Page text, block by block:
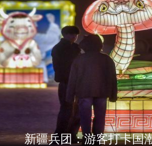
【与你为邻】吉尔吉斯斯坦
新疆兵团：游客打卡国